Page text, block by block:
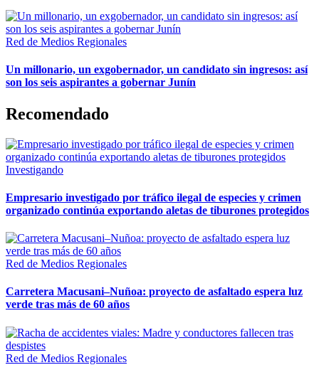
Red de Medios Regionales
Un millonario, un exgobernador, un candidato sin ingresos: así
son los seis aspirantes a gobernar Junín
Recomendado
Investigando
Empresario investigado por tráfico ilegal de especies y crimen
organizado continúa exportando aletas de tiburones protegidos
Red de Medios Regionales
Carretera Macusani–Nuñoa: proyecto de asfaltado espera luz
verde tras más de 60 años
Red de Medios Regionales